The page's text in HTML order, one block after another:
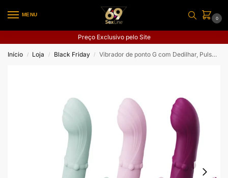
MENU
0
Preço Exclusivo pelo Site
Início / Loja / Black Friday / Vibrador de ponto G com Dedilhar, Pulsação e Vai e Vem de Anel